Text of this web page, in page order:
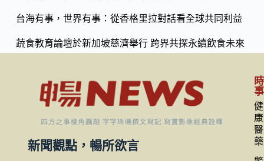
台海有事，世界有事：從香格里拉對話看全球共同利益
蔬食教育論壇於新加坡慈濟舉行 跨界共探永續飲食未來
新聞觀點，暢所欲言
時
事
健
康
醫
藥